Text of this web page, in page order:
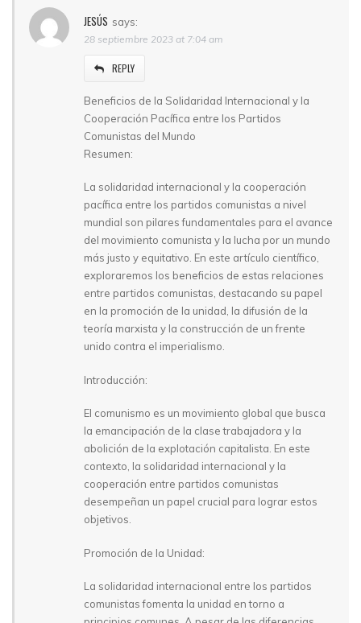
JESÚS says:
28 septiembre 2023 at 7:04 am
REPLY
Beneficios de la Solidaridad Internacional y la
Cooperación Pacífica entre los Partidos
Comunistas del Mundo
Resumen:
La solidaridad internacional y la cooperación
pacífica entre los partidos comunistas a nivel
mundial son pilares fundamentales para el avance
del movimiento comunista y la lucha por un mundo
más justo y equitativo. En este artículo científico,
exploraremos los beneficios de estas relaciones
entre partidos comunistas, destacando su papel
en la promoción de la unidad, la difusión de la
teoría marxista y la construcción de un frente
unido contra el imperialismo.
Introducción:
El comunismo es un movimiento global que busca
la emancipación de la clase trabajadora y la
abolición de la explotación capitalista. En este
contexto, la solidaridad internacional y la
cooperación entre partidos comunistas
desempeñan un papel crucial para lograr estos
objetivos.
Promoción de la Unidad:
La solidaridad internacional entre los partidos
comunistas fomenta la unidad en torno a